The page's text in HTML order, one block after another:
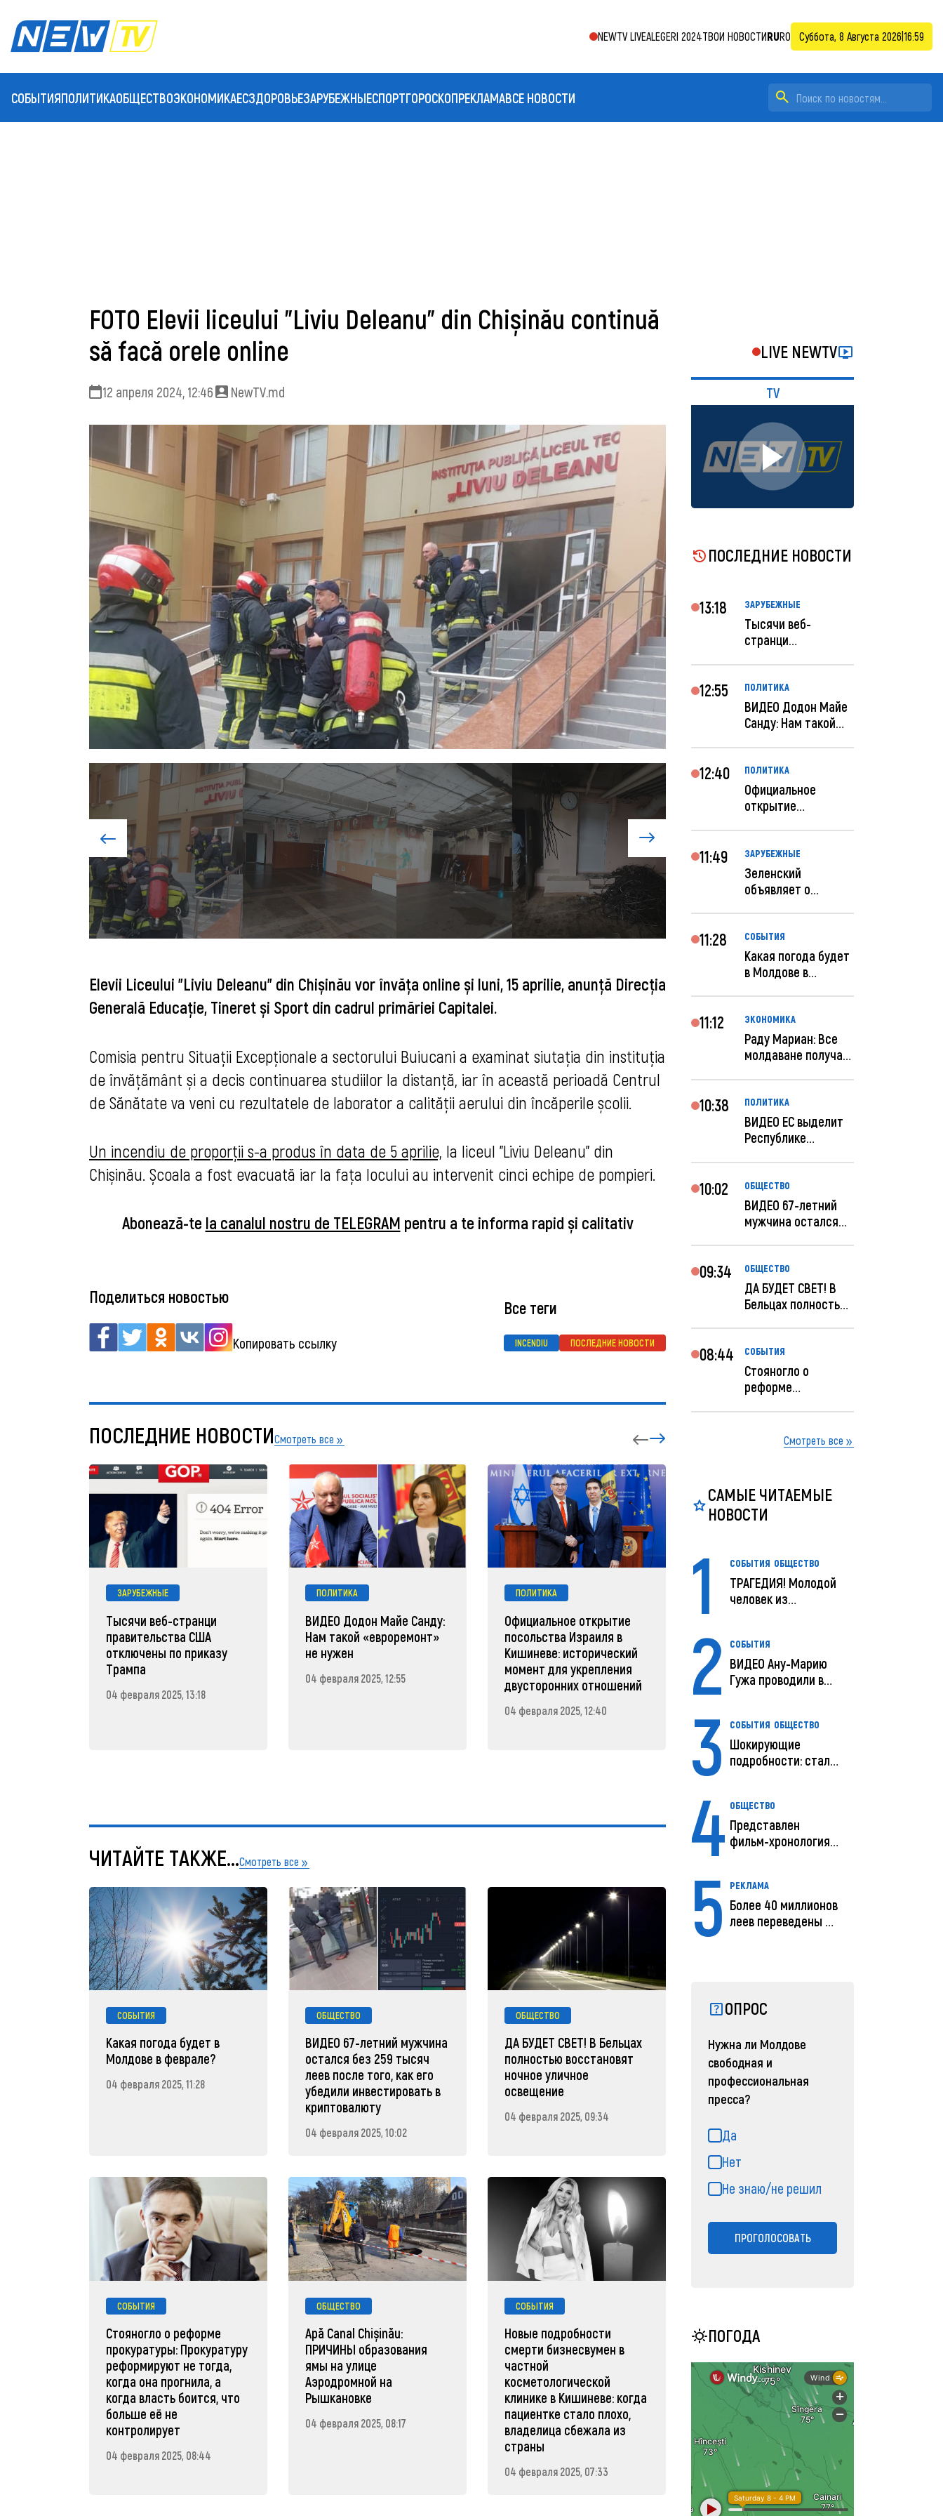
NEWTV LIVEALEGERI 2024ТВОИ НОВОСТИRURO Суббота, 8 Августа 2026 16:59
СОБЫТИЯПОЛИТИКАОБЩЕСТВОЭКОНОМИКАЕСЗДОРОВЬЕЗАРУБЕЖНЫЕСПОРТГОРОСКОПРЕКЛАМАВСЕ НОВОСТИ
FOTO Elevii liceului ”Liviu Deleanu” din Chișinău continuă
să facă orele online
12 апреля 2024, 12:46 NewTV.md
Elevii Liceului ”Liviu Deleanu” din Chișinău vor învăța online și luni, 15 aprilie, anunță Direcția
Generală Educație, Tineret și Sport din cadrul primăriei Capitalei.
Comisia pentru Situații Excepționale a sectorului Buiucani a examinat siutația din instituția
de învățământ și a decis continuarea studiilor la distanță, iar în această perioadă Centrul
de Sănătate va veni cu rezultatele de laborator a calității aerului din încăperile școlii.
Un incendiu de proporții s-a produs în data de 5 aprilie, la liceul ”Liviu Deleanu” din
Chișinău. Școala a fost evacuată iar la fața locului au intervenit cinci echipe de pompieri.
Abonează-te la canalul nostru de TELEGRAM pentru a te informa rapid și calitativ
Поделиться новостью
Копировать ссылку
Все теги
INCENDIU ПОСЛЕДНИЕ НОВОСТИ
ПОСЛЕДНИЕ НОВОСТИСмотреть все
ЗАРУБЕЖНЫЕ
Тысячи веб-странци
правительства США
отключены по приказу
Трампа
04 февраля 2025, 13:18
ПОЛИТИКА
ВИДЕО Додон Майе Санду:
Нам такой «евроремонт»
не нужен
04 февраля 2025, 12:55
ПОЛИТИКА
Официальное открытие
посольства Израиля в
Кишиневе: исторический
момент для укрепления
двусторонних отношений
04 февраля 2025, 12:40
ЗАРУБЕЖНЫЕ
радикальной
реструктуризации армии
04 февраля 2025, 11:49
ЧИТАЙТЕ ТАКЖЕ...Смотреть все
СОБЫТИЯ
Какая погода будет в
Молдове в феврале?
04 февраля 2025, 11:28
ОБЩЕСТВО
ВИДЕО 67-летний мужчина
остался без 259 тысяч
леев после того, как его
убедили инвестировать в
криптовалюту
04 февраля 2025, 10:02
ОБЩЕСТВО
ДА БУДЕТ СВЕТ! В Бельцах
полностью восстановят
ночное уличное
освещение
04 февраля 2025, 09:34
СОБЫТИЯ
Стояногло о реформе
прокуратуры: Прокуратуру
реформируют не тогда,
когда она прогнила, а
когда власть боится, что
больше её не
контролирует
04 февраля 2025, 08:44
ОБЩЕСТВО
Apă Canal Chișinău:
ПРИЧИНЫ образования
ямы на улице
Аэродромной на
Рышкановке
04 февраля 2025, 08:17
СОБЫТИЯ
Новые подробности
смерти бизнесвумен в
частной
косметологической
клинике в Кишиневе: когда
пациентке стало плохо,
владелица сбежала из
страны
04 февраля 2025, 07:33
LIVE NEWTV
TV
ПОСЛЕДНИЕ НОВОСТИ
13:18 ЗАРУБЕЖНЫЕ
Тысячи веб-
странци
12:55 ПОЛИТИКА
ВИДЕО Додон Майе
Санду: Нам такой
12:40 ПОЛИТИКА
Официальное
открытие
Кишиневе: и...
11:49 ЗАРУБЕЖНЫЕ
Зеленский
объявляет о
ар...
11:28 СОБЫТИЯ
Какая погода будет
в Молдове в
11:12 ЭКОНОМИКА
Раду Мариан: Все
молдаване получат
10:38 ПОЛИТИКА
ВИДЕО ЕС выделит
Республике
10:02 ОБЩЕСТВО
ВИДЕО 67-летний
мужчина остался
09:34 ОБЩЕСТВО
ДА БУДЕТ СВЕТ! В
Бельцах полностью
08:44 СОБЫТИЯ
Стояногло о
реформе
реформир...Смотреть все
САМЫЕ ЧИТАЕМЫЕ
НОВОСТИ
1 СОБЫТИЯ ОБЩЕСТВО
ТРАГЕДИЯ! Молодой
человек из
2 СОБЫТИЯ
ВИДЕО Ану-Марию
Гужа проводили в
3 СОБЫТИЯ ОБЩЕСТВО
Шокирующие
подробности: стали
4 ОБЩЕСТВО
Представлен
фильм-хронология
5 РЕКЛАМА
Более 40 миллионов
леев переведены с
ОПРОС
Нужна ли Молдове
свободная и
профессиональная
пресса?
Да
Нет
Не знаю/не решил
ПРОГОЛОСОВАТЬ
ПОГОДА